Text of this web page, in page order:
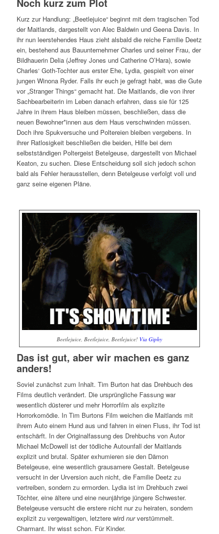
Kurz zur Handlung: „Beetlejuice“ beginnt mit dem tragischen Tod
der Maitlands, dargestellt von Alec Baldwin und Geena Davis. In
ihr nun leerstehendes Haus zieht alsbald die reiche Familie Deetz
ein, bestehend aus Bauunternehmer Charles und seiner Frau, der
Bildhauerin Delia (Jeffrey Jones und Catherine O’Hara), sowie
Charles‘ Goth-Tochter aus erster Ehe, Lydia, gespielt von einer
jungen Winona Ryder. Falls ihr euch je gefragt habt, was die Gute
vor „Stranger Things“ gemacht hat. Die Maitlands, die von ihrer
Sachbearbeiterin im Leben danach erfahren, dass sie für 125
Jahre in ihrem Haus bleiben müssen, beschließen, dass die
neuen Bewohner*innen aus dem Haus verschwinden müssen.
Doch ihre Spukversuche und Poltereien bleiben vergebens. In
ihrer Ratlosigkeit beschließen die beiden, Hilfe bei dem
selbstständigen Poltergeist Betelgeuse, dargestellt von Michael
Keaton, zu suchen. Diese Entscheidung soll sich jedoch schon
bald als Fehler herausstellen, denn Betelgeuse verfolgt voll und
ganz seine eigenen Pläne.
Beetlejuice, Beetlejuice, Beetlejuice! Via Giphy
Das ist gut, aber wir machen es ganz
anders!
Soviel zunächst zum Inhalt. Tim Burton hat das Drehbuch des
Films deutlich verändert. Die ursprüngliche Fassung war
wesentlich düsterer und mehr Horrorfilm als explizite
Horrorkomödie. In Tim Burtons Film weichen die Maitlands mit
ihrem Auto einem Hund aus und fahren in einen Fluss, ihr Tod ist
entschärft. In der Originalfassung des Drehbuchs von Autor
Michael McDowell ist der tödliche Autounfall der Maitlands
explizit und brutal. Später exhumieren sie den Dämon
Betelgeuse, eine wesentlich grausamere Gestalt. Betelgeuse
versucht in der Urversion auch nicht, die Familie Deetz zu
vertreiben, sondern zu ermorden. Lydia ist im Drehbuch zwei
Töchter, eine ältere und eine neunjährige jüngere Schwester.
Betelgeuse versucht die erstere nicht nur zu heiraten, sondern
explizit zu vergewaltigen, letztere wird nurverstümmelt.
Charmant. Ihr wisst schon. Für Kinder.